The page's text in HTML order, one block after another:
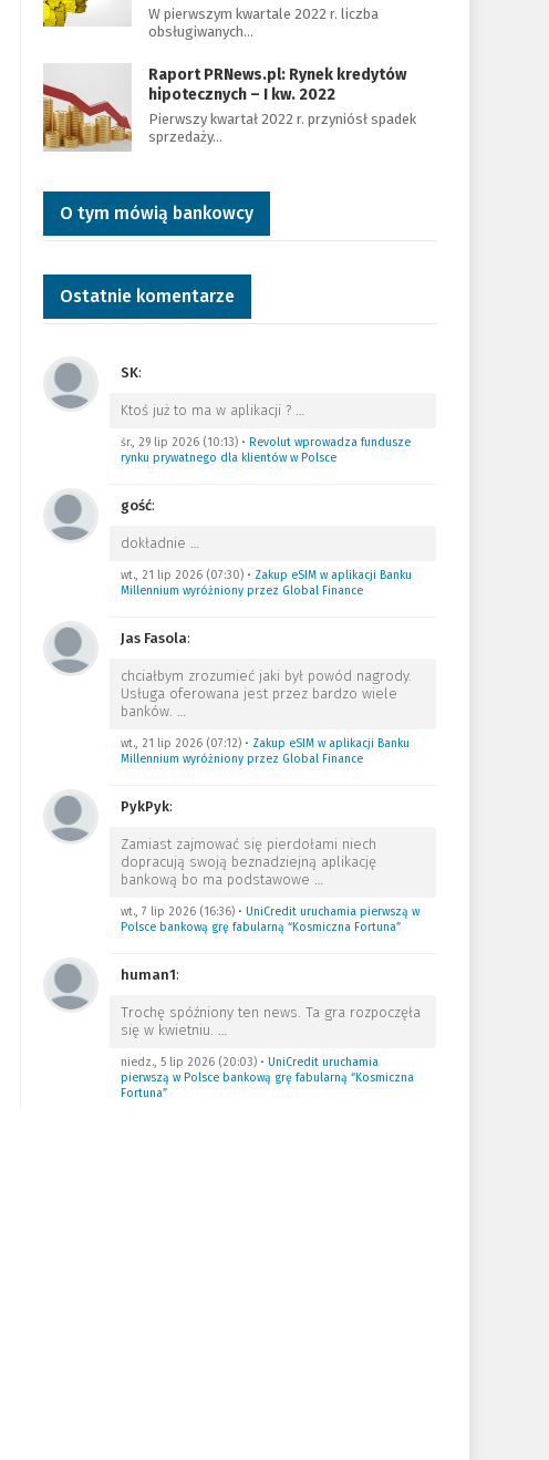
W pierwszym kwartale 2022 r. liczba
obsługiwanych…
Raport PRNews.pl: Rynek kredytów
hipotecznych – I kw. 2022
Pierwszy kwartał 2022 r. przyniósł spadek
sprzedaży…
O tym mówią bankowcy
Ostatnie komentarze
SK:
Ktoś już to ma w aplikacji ? …
śr., 29 lip 2026 (10:13)• Revolut wprowadza fundusze
rynku prywatnego dla klientów w Polsce
gość:
dokładnie …
wt., 21 lip 2026 (07:30)• Zakup eSIM w aplikacji Banku
Millennium wyróżniony przez Global Finance
Jas Fasola:
chciałbym zrozumieć jaki był powód nagrody.
Usługa oferowana jest przez bardzo wiele
banków. …
wt., 21 lip 2026 (07:12)• Zakup eSIM w aplikacji Banku
Millennium wyróżniony przez Global Finance
PykPyk:
Zamiast zajmować się pierdołami niech
dopracują swoją beznadziejną aplikację
bankową bo ma podstawowe …
wt., 7 lip 2026 (16:36)• UniCredit uruchamia pierwszą w
Polsce bankową grę fabularną “Kosmiczna Fortuna”
human1:
Trochę spóźniony ten news. Ta gra rozpoczęła
się w kwietniu. …
niedz., 5 lip 2026 (20:03)• UniCredit uruchamia
pierwszą w Polsce bankową grę fabularną “Kosmiczna
Fortuna”